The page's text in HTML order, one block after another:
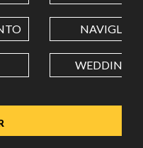
(.) as decimal separator.
NAVIGLI
WEDDING